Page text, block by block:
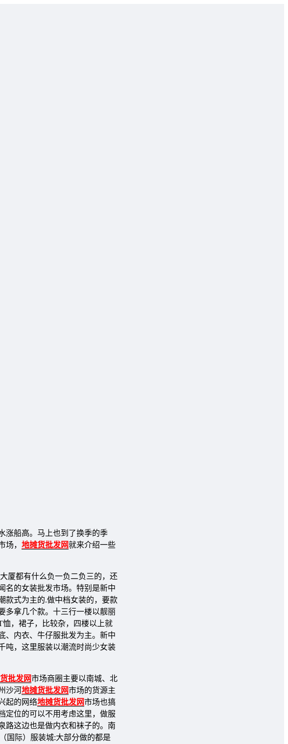
涨船高。马上也到了换季的季
场， 地摊货批发网就来介绍一些
厦都有什么负一负二负三的，还
名的女装批发市场。特别是新中
款式为主的.做中档女装的，要款
多拿几个款。十三行一楼以靓丽
，裙子，比较杂，四楼以上就
、内衣、牛仔服批发为主。新中
吨，这里服装以潮流时尚少女装
批发网市场商圈主要以南城、北
沙河地摊货批发网市场的货源主
起的网络地摊货批发网市场也搞
定位的可以不用考虑这里，做服
路这边也是做内衣和袜子的。南
国际）服装城:大部分做的都是